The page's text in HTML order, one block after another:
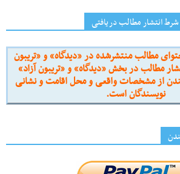
انتشار مطالب دریافتی
مطالب منتشرشده در «دیدگاه» و «تریبون
مطالب در بخش «دیدگاه» و «تریبون آزاد»
از مشخصات واقعی و محل اقامت و نشانی
نویسندگان است.